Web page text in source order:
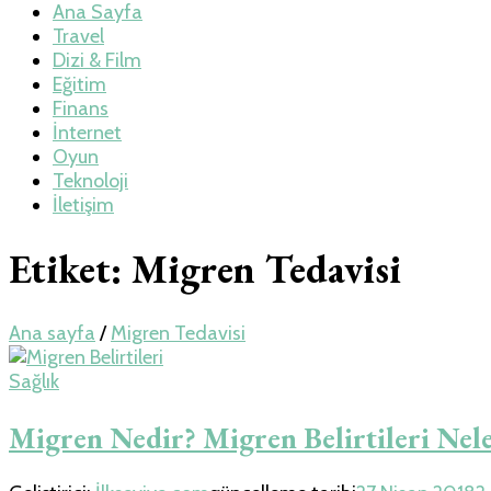
Teknoloji, Oyun
Ana Sayfa
Travel
Dizi & Film
Eğitim
Finans
İnternet
Oyun
Teknoloji
İletişim
Etiket: Migren Tedavisi
Ana sayfa / Migren Tedavisi
Sağlık
Migren Nedir? Migren Belirtileri